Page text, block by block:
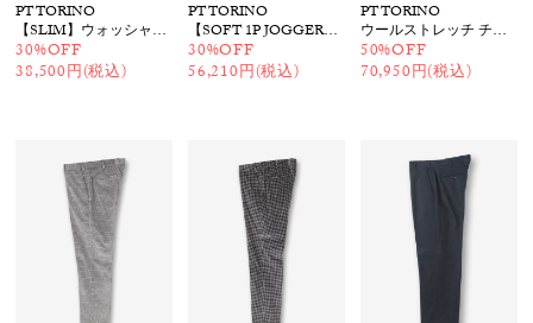
PT TORINO
【SLIM】ウォッシャブルウールパンツ
30%OFF
38,500円(税込)
PT TORINO
【SOFT 1P JOGGER】チェックイージーパンツ
30%OFF
56,210円(税込)
PT TORINO
ウールストレッチ チョークストライプジャケット
50%OFF
70,950円(税込)